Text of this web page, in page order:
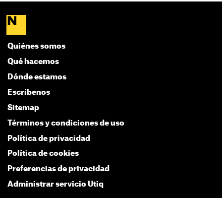
Quiénes somos
Qué hacemos
Dónde estamos
Escríbenos
Sitemap
Términos y condiciones de uso
Política de privacidad
Política de cookies
Preferencias de privacidad
Administrar servicio Utiq